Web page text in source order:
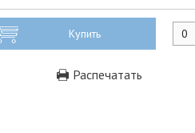
Купить
Распечатать